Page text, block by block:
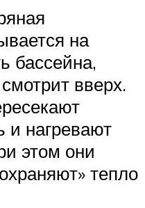
на
бассейна,
вверх.
и нагревают
этом они
тепло